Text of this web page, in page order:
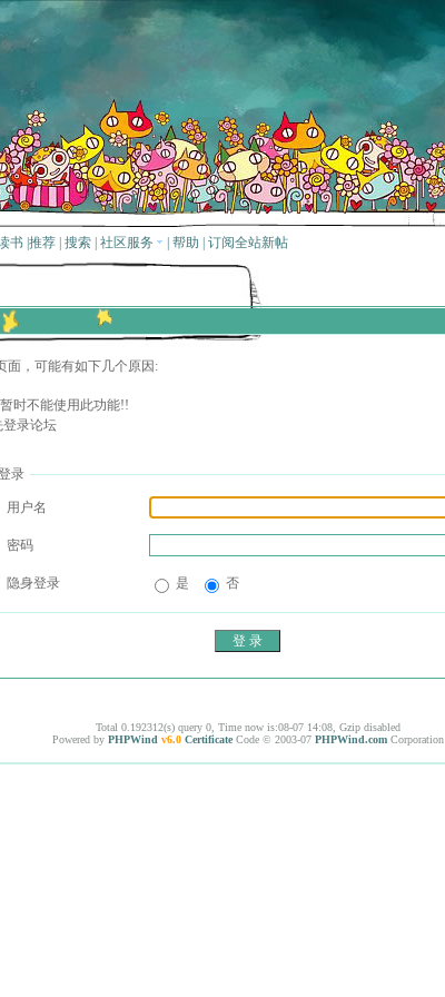
书 推荐 搜索 社区服务 帮助 订阅全站新帖
面，可能有如下几个原因:
时不能使用此功能!!
登录论坛
录
用户名
密码
隐身登录 是 否
Total 0.192312(s) query 0, Time now is:08-07 14:08, Gzip disabled
Powered by PHPWind v6.0 Certificate Code © 2003-07 PHPWind.com Corporation